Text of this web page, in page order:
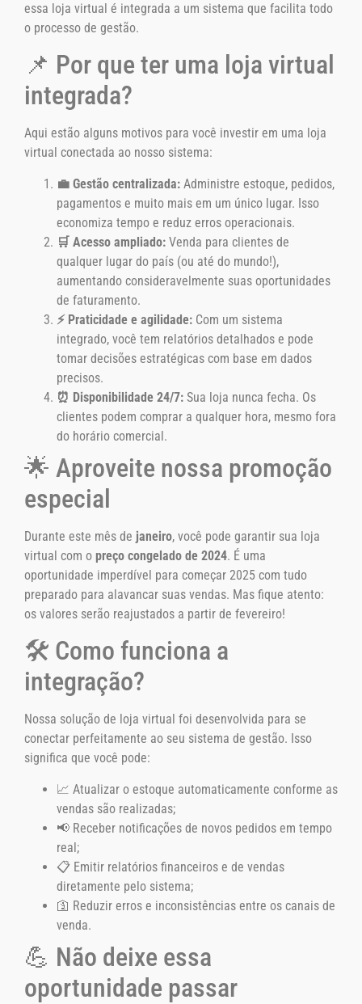
essa loja virtual é integrada a um sistema que facilita todo
o processo de gestão.
📌 Por que ter uma loja virtual
integrada?
Aqui estão alguns motivos para você investir em uma loja
virtual conectada ao nosso sistema:
💼 Gestão centralizada: Administre estoque, pedidos,
pagamentos e muito mais em um único lugar. Isso
economiza tempo e reduz erros operacionais.
🛒 Acesso ampliado: Venda para clientes de
qualquer lugar do país (ou até do mundo!),
aumentando consideravelmente suas oportunidades
de faturamento.
⚡ Praticidade e agilidade: Com um sistema
integrado, você tem relatórios detalhados e pode
tomar decisões estratégicas com base em dados
precisos.
⏰ Disponibilidade 24/7: Sua loja nunca fecha. Os
clientes podem comprar a qualquer hora, mesmo fora
do horário comercial.
🌟 Aproveite nossa promoção
especial
Durante este mês de janeiro, você pode garantir sua loja
virtual com o preço congelado de 2024. É uma
oportunidade imperdível para começar 2025 com tudo
preparado para alavancar suas vendas. Mas fique atento:
os valores serão reajustados a partir de fevereiro!
🛠️ Como funciona a
integração?
Nossa solução de loja virtual foi desenvolvida para se
conectar perfeitamente ao seu sistema de gestão. Isso
significa que você pode:
📈 Atualizar o estoque automaticamente conforme as
vendas são realizadas;
📢 Receber notificações de novos pedidos em tempo
real;
📋 Emitir relatórios financeiros e de vendas
diretamente pelo sistema;
🛐 Reduzir erros e inconsistências entre os canais de
venda.
💪 Não deixe essa
oportunidade passar